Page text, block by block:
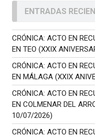
ENTRADAS
CRÓNICA: ACTO EN
EN TEO (XXIX
CRÓNICA: ACTO EN
EN MÁLAGA (XXIX
CRÓNICA: ACTO EN
EN COLMENAR DEL
10/07/2026)
CRÓNICA: ACTO EN